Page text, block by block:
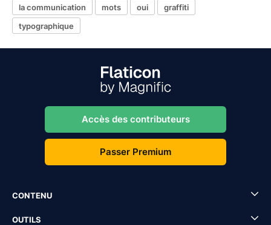
la communication
mots oui
graffiti
typographique
Accès des contributeurs
Passer Premium
CONTENU
OUTILS